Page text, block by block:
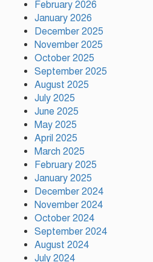
রাজবাড়ীতে
February 2026
January 2026
December 2025
November 2025
October 2025
September 2025
August 2025
July 2025
June 2025
May 2025
April 2025
March 2025
February 2025
January 2025
December 2024
November 2024
October 2024
September 2024
August 2024
July 2024